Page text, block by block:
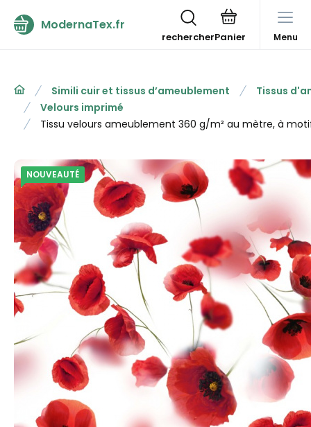
ModernaTex.fr
rechercher Menu
Simili cuir et tissus d’ameublement
Tissus
Velours imprimé
Tissu velours ameublement 360 g/m² au mètre, à
NOUVEAUTÉ